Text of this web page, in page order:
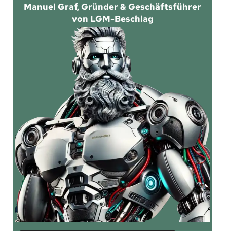
Manuel Graf, Gründer & Geschäftsführer
von LGM-Beschlag